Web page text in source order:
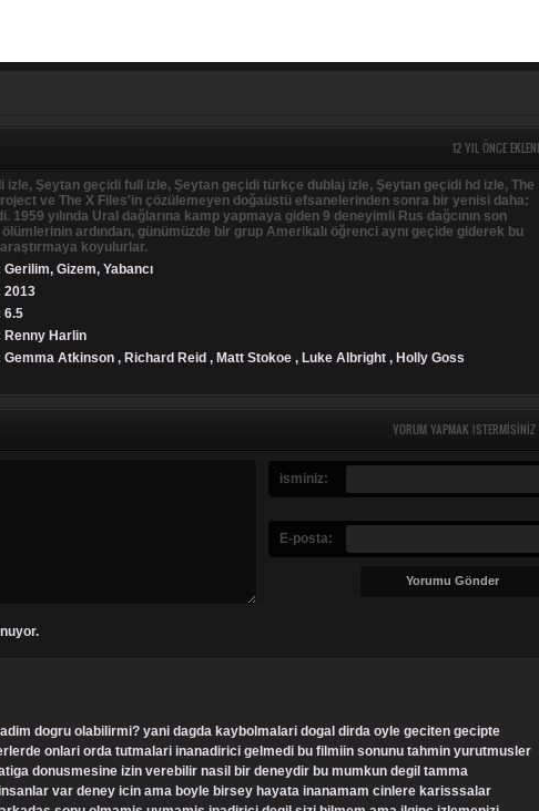
12 YIL ÖNCE
izle, Şeytan geçidi full izle, Şeytan geçidi türkçe dublaj izle, Şeytan geçidi hd izle, The
ve The X Files'in çözülemeyen doğaüstü efsanelerinden sonra bir yenisi daha:
1959 yılında Ural dağlarına kamp yapmaya giden 9 deneyimli Rus dağcının son
ardından, günümüzde bir grup Amerikalı öğrenci aynı geçide giderek bu
koyulurlar.
Gerilim, Gizem, Yabancı
2013
6.5
Renny Harlin
Gemma Atkinson , Richard Reid , Matt Stokoe , Luke Albright , Holly Goss
YORUM YAPMAK
isminiz:
E-posta:
onlari orda tutmalari inanadirici gelmedi bu filmiin sonunu tahmin yurutmusler
donusmesine izin verebilir nasil bir deneydir bu mumkun degil tamma
var deney icin ama boyle birsey hayata inanamam cinlere karisssalar